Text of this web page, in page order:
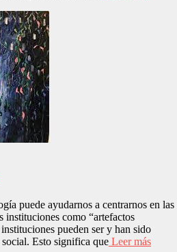
puede ayudarnos a centrarnos en las
instituciones como “artefactos
pueden ser y han sido
Esto significa que Leer más